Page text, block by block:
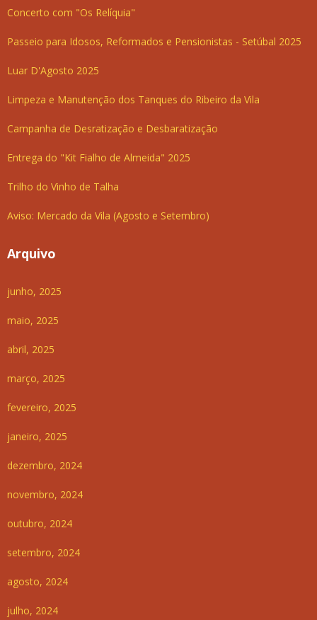
Concerto com "Os Relíquia"
Passeio para Idosos, Reformados e Pensionistas - Setúbal 2025
Luar D'Agosto 2025
Limpeza e Manutenção dos Tanques do Ribeiro da Vila
Campanha de Desratização e Desbaratização
Entrega do "Kit Fialho de Almeida" 2025
Trilho do Vinho de Talha
Aviso: Mercado da Vila (Agosto e Setembro)
Arquivo
junho, 2025
maio, 2025
abril, 2025
março, 2025
fevereiro, 2025
janeiro, 2025
dezembro, 2024
novembro, 2024
outubro, 2024
setembro, 2024
agosto, 2024
julho, 2024